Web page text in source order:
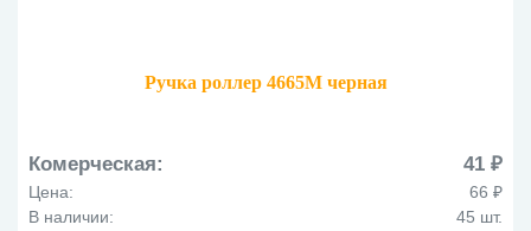
Ручка роллер 4665M черная
Комерческая: 41 ₽
Цена:
66 ₽
В наличии:
45 шт.